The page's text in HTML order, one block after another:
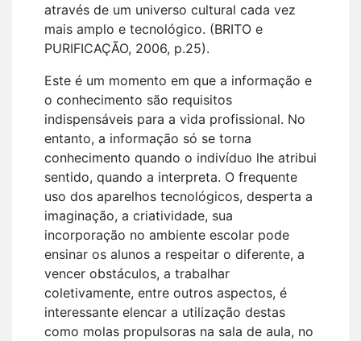
através de um universo cultural cada vez
mais amplo e tecnológico. (BRITO e
PURIFICAÇÃO, 2006, p.25).
Este é um momento em que a informação e
o conhecimento são requisitos
indispensáveis para a vida profissional. No
entanto, a informação só se torna
conhecimento quando o indivíduo lhe atribui
sentido, quando a interpreta. O frequente
uso dos aparelhos tecnológicos, desperta a
imaginação, a criatividade, sua
incorporação no ambiente escolar pode
ensinar os alunos a respeitar o diferente, a
vencer obstáculos, a trabalhar
coletivamente, entre outros aspectos, é
interessante elencar a utilização destas
como molas propulsoras na sala de aula, no